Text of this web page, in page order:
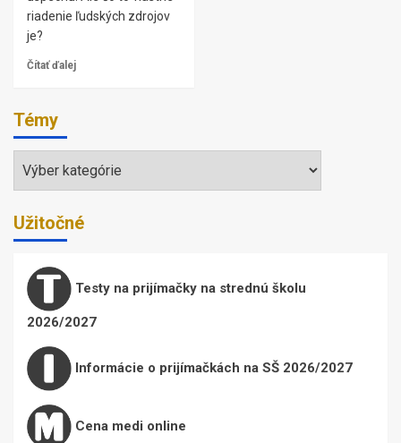
riadenie ľudských zdrojov
je?
Čítať ďalej
Témy
Témy
Užitočné
Testy na prijímačky na strednú školu
2026/2027
Informácie o prijímačkách na SŠ 2026/2027
Cena medi online